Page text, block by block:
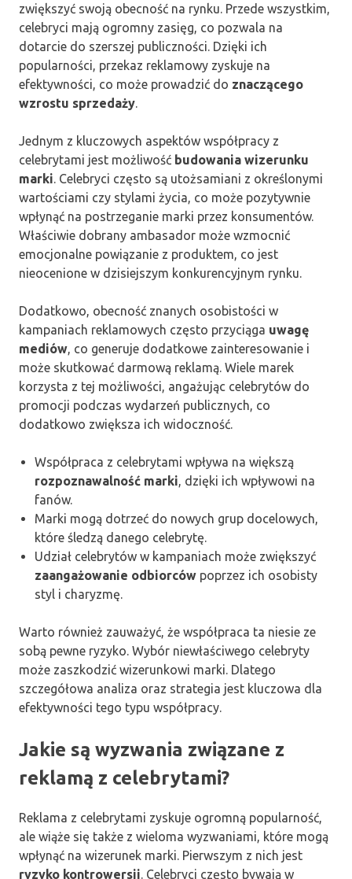
zwiększyć swoją obecność na rynku. Przede wszystkim,
celebryci mają ogromny zasięg, co pozwala na
dotarcie do szerszej publiczności. Dzięki ich
popularności, przekaz reklamowy zyskuje na
efektywności, co może prowadzić do znaczącego
wzrostu sprzedaży.
Jednym z kluczowych aspektów współpracy z
celebrytami jest możliwość budowania wizerunku
marki. Celebryci często są utożsamiani z określonymi
wartościami czy stylami życia, co może pozytywnie
wpłynąć na postrzeganie marki przez konsumentów.
Właściwie dobrany ambasador może wzmocnić
emocjonalne powiązanie z produktem, co jest
nieocenione w dzisiejszym konkurencyjnym rynku.
Dodatkowo, obecność znanych osobistości w
kampaniach reklamowych często przyciąga uwagę
mediów, co generuje dodatkowe zainteresowanie i
może skutkować darmową reklamą. Wiele marek
korzysta z tej możliwości, angażując celebrytów do
promocji podczas wydarzeń publicznych, co
dodatkowo zwiększa ich widoczność.
Współpraca z celebrytami wpływa na większą
rozpoznawalność marki, dzięki ich wpływowi na
fanów.
Marki mogą dotrzeć do nowych grup docelowych,
które śledzą danego celebrytę.
Udział celebrytów w kampaniach może zwiększyć
zaangażowanie odbiorców poprzez ich osobisty
styl i charyzmę.
Warto również zauważyć, że współpraca ta niesie ze
sobą pewne ryzyko. Wybór niewłaściwego celebryty
może zaszkodzić wizerunkowi marki. Dlatego
szczegółowa analiza oraz strategia jest kluczowa dla
efektywności tego typu współpracy.
Jakie są wyzwania związane z
reklamą z celebrytami?
Reklama z celebrytami zyskuje ogromną popularność,
ale wiąże się także z wieloma wyzwaniami, które mogą
wpłynąć na wizerunek marki. Pierwszym z nich jest
ryzyko kontrowersji. Celebryci często bywają w